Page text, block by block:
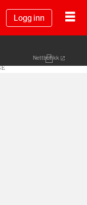
Logg inn
Nettbutikk